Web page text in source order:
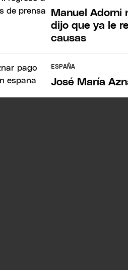
Manuel Adorni
dijo que ya le
causas
ESPAÑA
José María